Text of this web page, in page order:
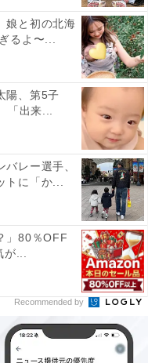
娘と初の北海
るよ〜...
陽、第5子
「出来...
バレー選手、
トに「か...
」80％OFF
が...
Recommended by